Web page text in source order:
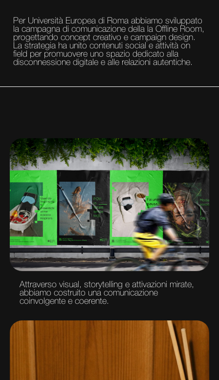
Per Università Europea di Roma abbiamo sviluppato
la campagna di comunicazione della la Offline Room,
progettando concept creativo e campaign design.
La strategia ha unito contenuti social e attività on
field per promuovere uno spazio dedicato alla
disconnessione digitale e alle relazioni autentiche.
Attraverso visual, storytelling e attivazioni mirate,
abbiamo costruito una comunicazione
coinvolgente e coerente.